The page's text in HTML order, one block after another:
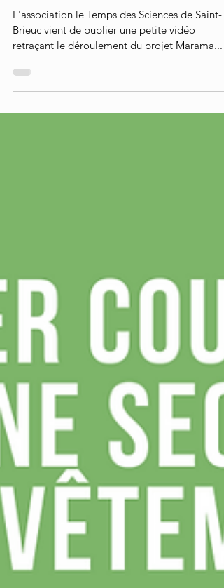
L'association le Temps des Sciences de Saint-
Brieuc vient de publier une petite vidéo
retraçant le déroulement du projet Marama...